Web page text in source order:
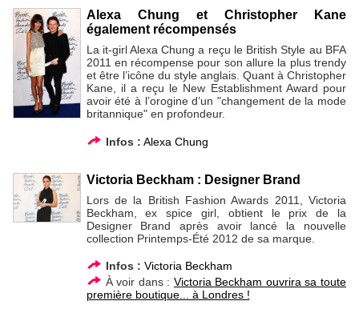
Alexa Chung et Christopher Kane
également récompensés
La it-girl Alexa Chung a reçu le British Style au BFA
2011 en récompense pour son allure la plus trendy
et être l’icône du style anglais. Quant à Christopher
Kane, il a reçu le New Establishment Award pour
avoir été à l’orogine d’un "changement de la mode
britannique" en profondeur.
Infos : Alexa Chung
Victoria Beckham : Designer Brand
Lors de la British Fashion Awards 2011, Victoria
Beckham, ex spice girl, obtient le prix de la
Designer Brand après avoir lancé la nouvelle
collection Printemps-Été 2012 de sa marque.
Infos : Victoria Beckham
À voir dans : Victoria Beckham ouvrira sa toute
première boutique... à Londres !